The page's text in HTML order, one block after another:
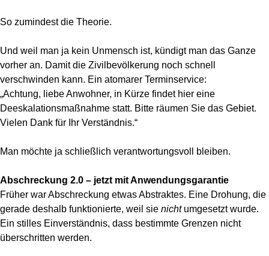
So zumindest die Theorie.
Und weil man ja kein Unmensch ist, kündigt man das Ganze
vorher an. Damit die Zivilbevölkerung noch schnell
verschwinden kann. Ein atomarer Terminservice:
„Achtung, liebe Anwohner, in Kürze findet hier eine
Deeskalationsmaßnahme statt. Bitte räumen Sie das Gebiet.
Vielen Dank für Ihr Verständnis.“
Man möchte ja schließlich verantwortungsvoll bleiben.
Abschreckung 2.0 – jetzt mit Anwendungsgarantie
Früher war Abschreckung etwas Abstraktes. Eine Drohung, die
gerade deshalb funktionierte, weil sie nichtumgesetzt wurde.
Ein stilles Einverständnis, dass bestimmte Grenzen nicht
überschritten werden.